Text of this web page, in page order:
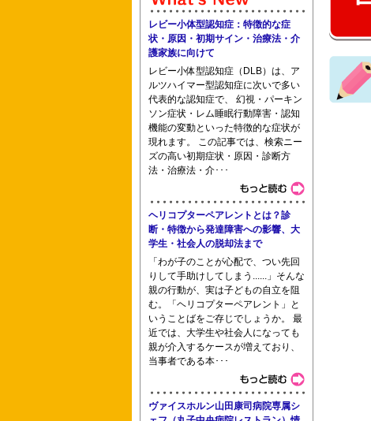
国立病院機構埼玉病院 日本医科大学武蔵
首都大学東京助産専攻科 千葉大学 大橋
江戸川看護学校 よこはま看護専門学校
レビー小体型認知症：特徴的な症
状・原因・初期サイン・治療法・介
護家族に向けて
レビー小体型認知症（DLB）は、ア
ルツハイマー型認知症に次いで多い
代表的な認知症で、 幻視・パーキン
ソン症状・レム睡眠行動障害・認知
機能の変動といった特徴的な症状が
現れます。 この記事では、検索ニー
ズの高い初期症状・原因・診断方
法・治療法・介･･･
ヘリコプターペアレントとは？診
断・特徴から発達障害への影響、大
学生・社会人の脱却法まで
「わが子のことが心配で、つい先回
りして手助けしてしまう......」そんな
親の行動が、実は子どもの自立を阻
む。「ヘリコプターペアレント」と
いうことばをご存じでしょうか。 最
近では、大学生や社会人になっても
親が介入するケースが増えており、
当事者である本･･･
ヴァイスホルン山田康司病院専属シ